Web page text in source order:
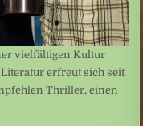
vielfältigen Kultur
erfreut sich seit
Thriller, einen